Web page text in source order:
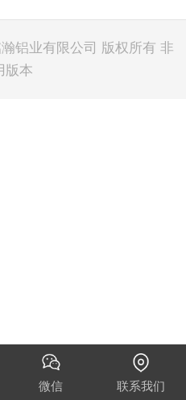
铝业有限公司 版权所有 非
版本
微信 联系我们